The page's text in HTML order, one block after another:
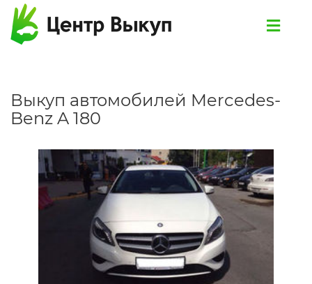
Выкуп автомобилей Mercedes-
Benz A 180